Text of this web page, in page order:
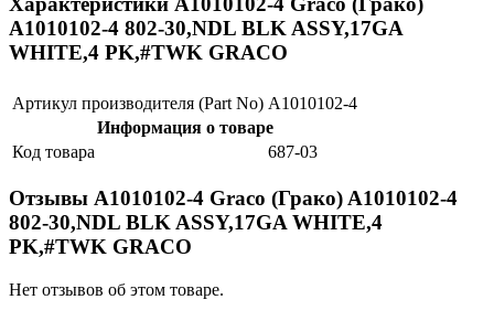
A1010102-4 802-30,NDL BLK ASSY,17GA
WHITE,4 PK,#TWK GRACO
Артикул производителя (Part No) A1010102-4
Информация о товаре
Код товара
687-03
Отзывы A1010102-4 Graco (Грако) A1010102-4
802-30,NDL BLK ASSY,17GA WHITE,4
PK,#TWK GRACO
Нет отзывов об этом товаре.